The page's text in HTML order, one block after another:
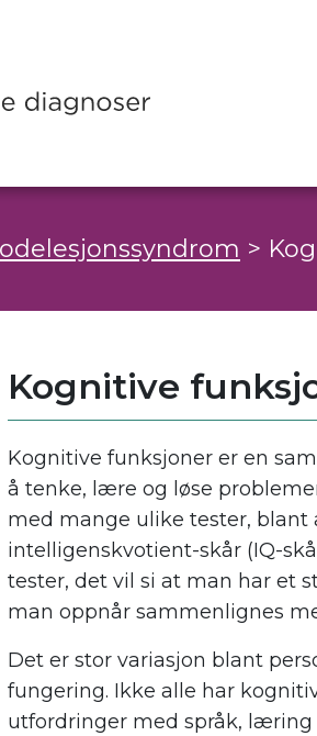
>
Kognitive
Kognitive funksjoner er en
å tenke, lære og løse
med mange ulike tester,
intelligenskvotient-skår (IQ-
tester, det vil si at man har et
man oppnår sammenlignes
Det er stor variasjon blant
fungering. Ikke alle har
utfordringer med språk, læring